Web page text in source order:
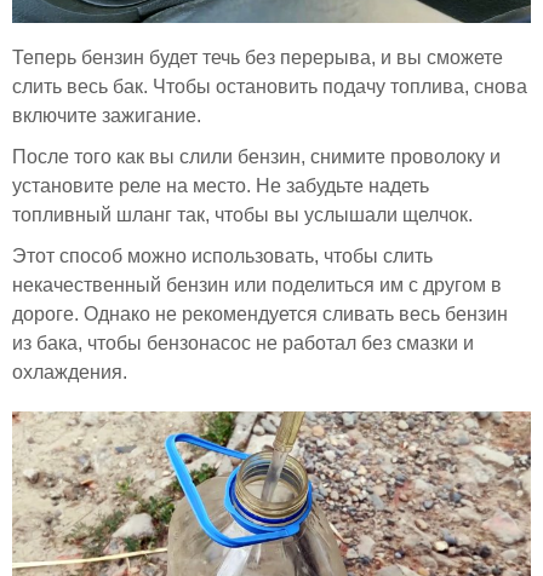
Теперь бензин будет течь без перерыва, и вы сможете
слить весь бак. Чтобы остановить подачу топлива, снова
включите зажигание.
После того как вы слили бензин, снимите проволоку и
установите реле на место. Не забудьте надеть
топливный шланг так, чтобы вы услышали щелчок.
Этот способ можно использовать, чтобы слить
некачественный бензин или поделиться им с другом в
дороге. Однако не рекомендуется сливать весь бензин
из бака, чтобы бензонасос не работал без смазки и
охлаждения.